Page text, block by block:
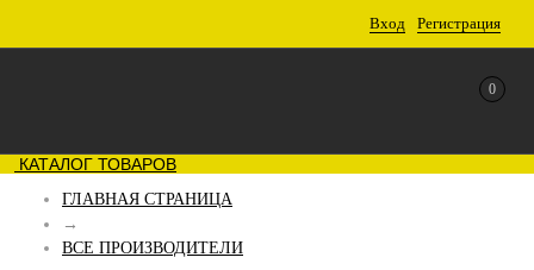
Вход Регистрация
0
КАТАЛОГ ТОВАРОВ
ГЛАВНАЯ СТРАНИЦА
→
ВСЕ ПРОИЗВОДИТЕЛИ